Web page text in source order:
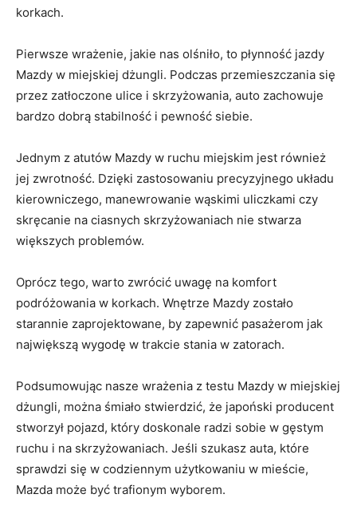
korkach.
Pierwsze⁤ wrażenie, jakie⁤ nas olśniło, ⁣to​ płynność jazdy
Mazdy ​w miejskiej⁢ dżungli. Podczas przemieszczania się
⁢przez ⁤zatłoczone ulice i skrzyżowania, ⁤auto zachowuje
bardzo dobrą stabilność i pewność siebie.
Jednym z atutów​ Mazdy ⁢w ⁣ruchu miejskim jest⁢ również
jej‍ zwrotność. Dzięki zastosowaniu precyzyjnego układu
kierowniczego, manewrowanie wąskimi uliczkami czy
skręcanie na⁤ ciasnych skrzyżowaniach ⁢nie stwarza
⁤większych problemów.
Oprócz tego, warto ‍zwrócić uwagę na ​komfort⁣
podróżowania w ‍korkach. Wnętrze​ Mazdy zostało
starannie zaprojektowane, by zapewnić ⁢pasażerom jak
⁢największą ‌wygodę w trakcie stania w zatorach.
Podsumowując​ nasze wrażenia z testu Mazdy w miejskiej
dżungli, można śmiało‌ stwierdzić, że​ japoński producent
stworzył pojazd,‍ który doskonale radzi sobie w gęstym
ruchu i na skrzyżowaniach. Jeśli⁣ szukasz auta, które
sprawdzi się ​w ⁣codziennym użytkowaniu⁤ w ⁤mieście,
Mazda może być trafionym wyborem.